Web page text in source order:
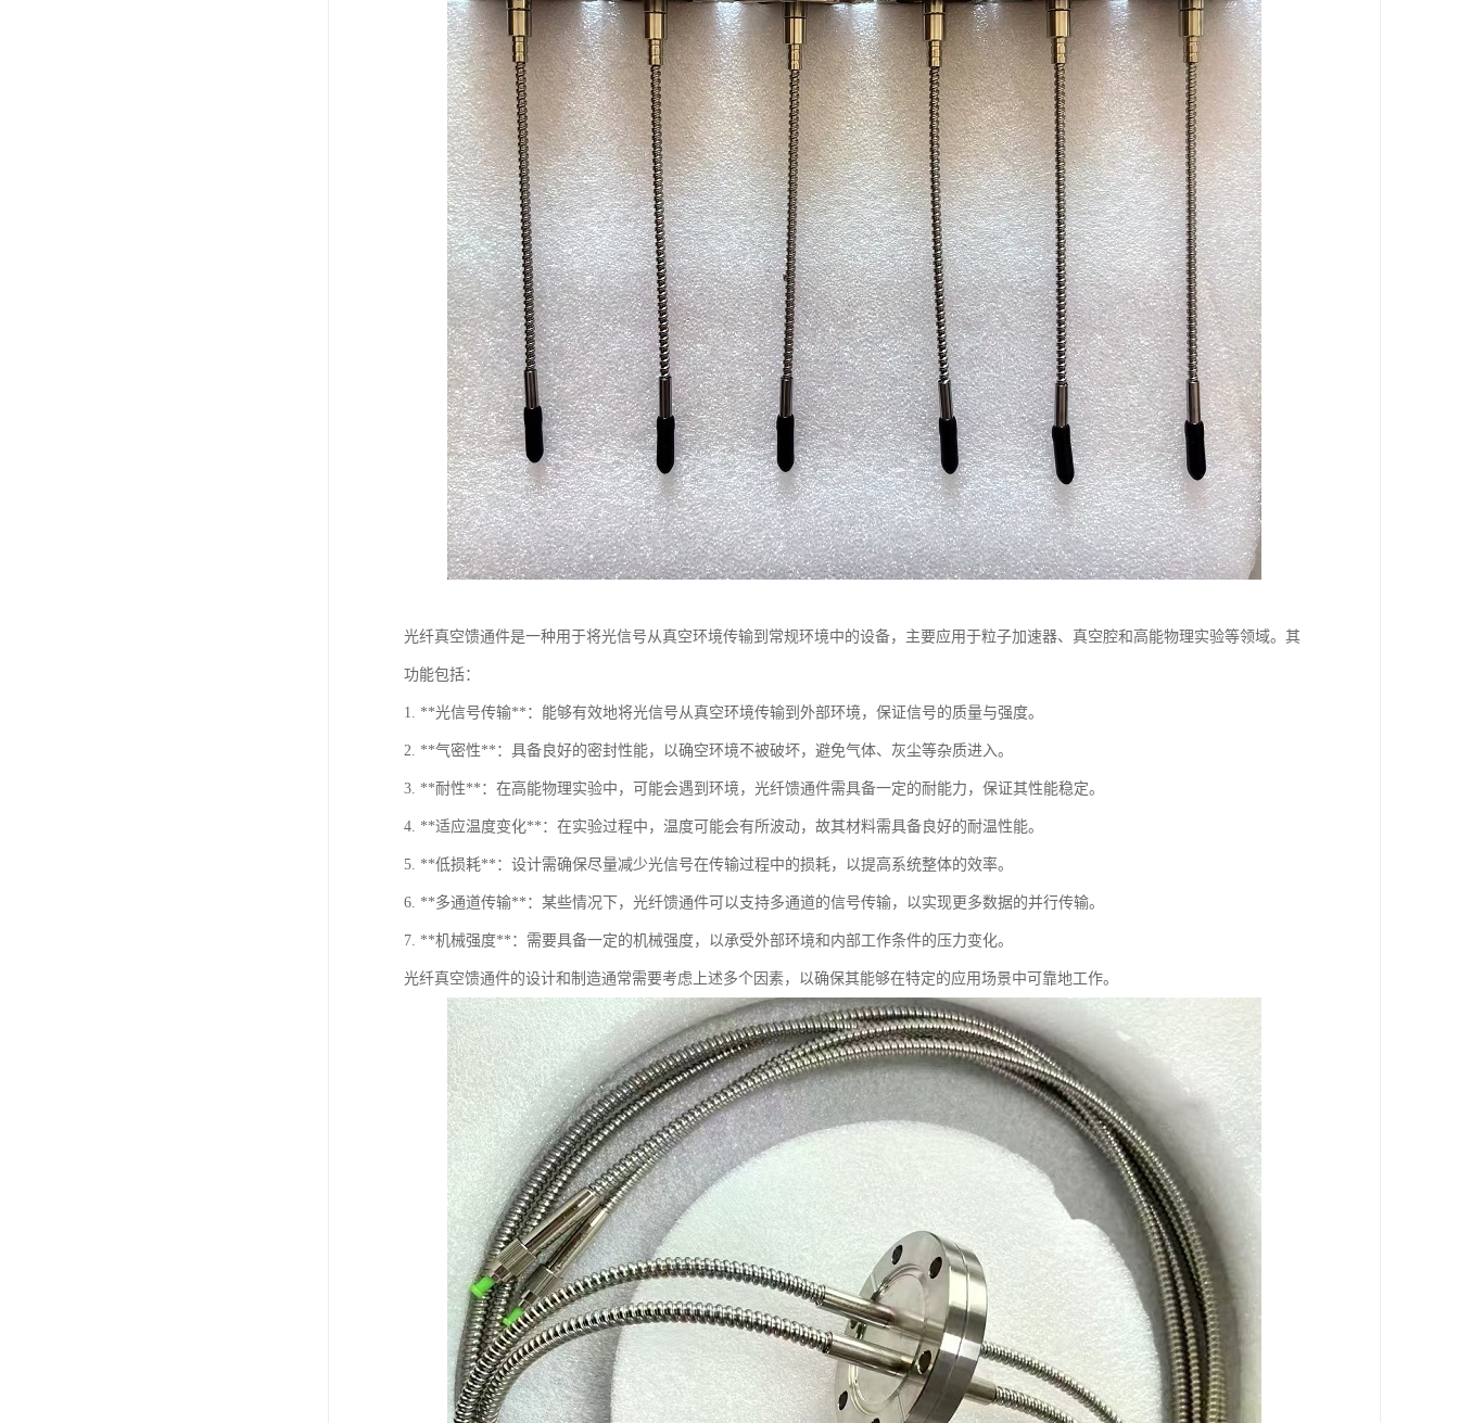
光纤真空馈通件是一种用于将光信号从真空环境传输到常规环境中的设备，主要应用于粒子加速器、真空腔和高能物理实验等领域。其
功能包括：
1. **光信号传输**：能够有效地将光信号从真空环境传输到外部环境，保证信号的质量与强度。
2. **气密性**：具备良好的密封性能，以确空环境不被破坏，避免气体、灰尘等杂质进入。
3. **耐性**：在高能物理实验中，可能会遇到环境，光纤馈通件需具备一定的耐能力，保证其性能稳定。
4. **适应温度变化**：在实验过程中，温度可能会有所波动，故其材料需具备良好的耐温性能。
5. **低损耗**：设计需确保尽量减少光信号在传输过程中的损耗，以提高系统整体的效率。
6. **多通道传输**：某些情况下，光纤馈通件可以支持多通道的信号传输，以实现更多数据的并行传输。
7. **机械强度**：需要具备一定的机械强度，以承受外部环境和内部工作条件的压力变化。
光纤真空馈通件的设计和制造通常需要考虑上述多个因素，以确保其能够在特定的应用场景中可靠地工作。